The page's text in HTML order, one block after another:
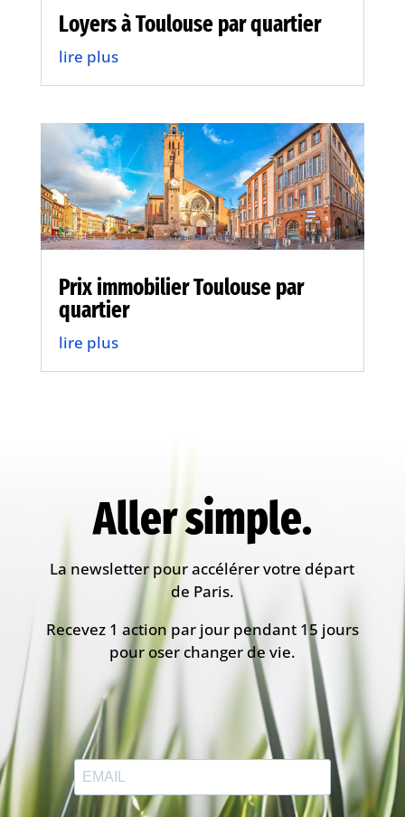
Loyers à Toulouse par quartier
lire plus
Prix immobilier Toulouse par
quartier
lire plus
Aller simple.
La newsletter pour accélérer votre départ
de Paris.
Recevez 1 action par jour pendant 15 jours
pour oser changer de vie.